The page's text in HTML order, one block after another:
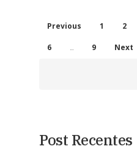
Previous 1 2
6 9 Next
Post Recentes